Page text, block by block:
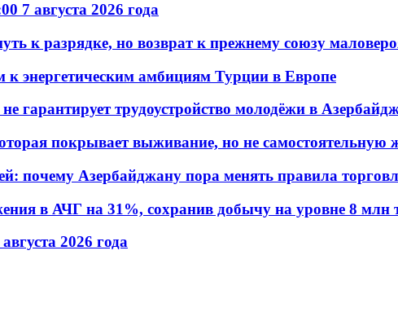
7 августа 2026 года
к разрядке, но возврат к прежнему союзу
к энергетическим амбициям Турции в Европе
гарантирует трудоустройство молодёжи в
покрывает выживание, но не самостоятельную
почему Азербайджану пора менять правила
в АЧГ на 31%, сохранив добычу на уровне 8 млн
2026 года